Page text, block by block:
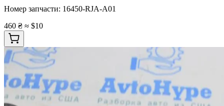
Номер запчасти: 16450-RJA-A01
460 ₴ ≈ $10